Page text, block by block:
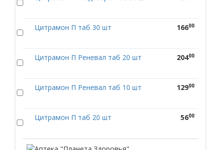
Цитрамон П таб 30 шт 16600
Цитрамон П Реневал таб 20 шт 20400
Цитрамон П Реневал таб 10 шт 12900
Цитрамон П таб 20 шт 5600